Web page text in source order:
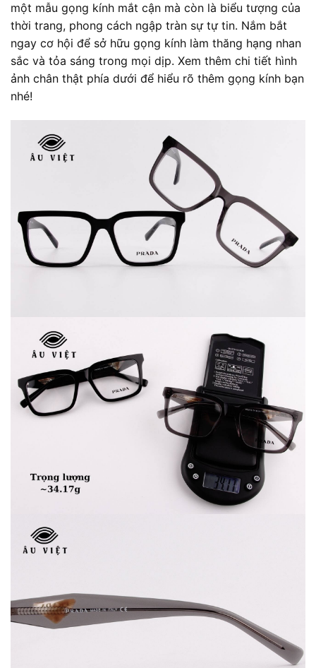
một mẫu gọng kính mắt cận mà còn là biểu tượng của
thời trang, phong cách ngập tràn sự tự tin. Nắm bắt
ngay cơ hội để sở hữu gọng kính làm thăng hạng nhan
sắc và tỏa sáng trong mọi dịp. Xem thêm chi tiết hình
ảnh chân thật phía dưới để hiểu rõ thêm gọng kính bạn
nhé!